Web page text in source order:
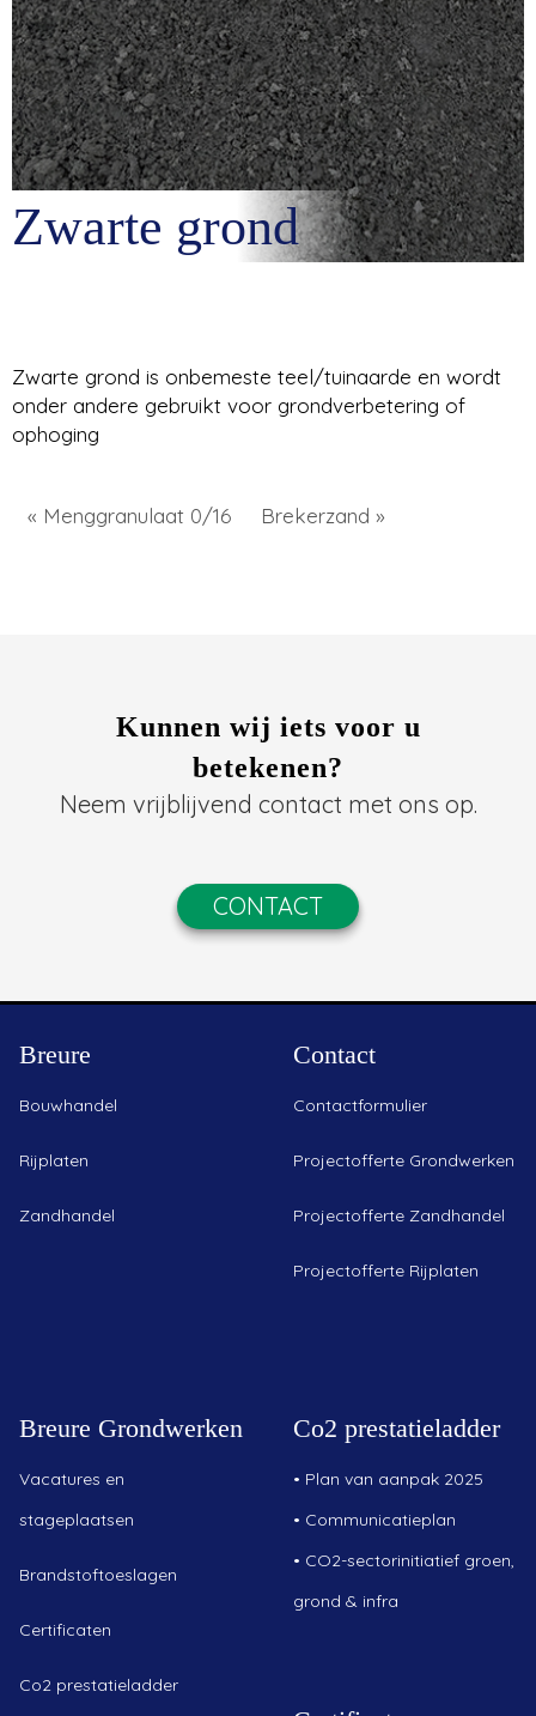
Zwarte grond
Zwarte grond is onbemeste teel/tuinaarde en wordt
onder andere gebruikt voor grondverbetering of
ophoging
« Menggranulaat 0/16 Brekerzand »
Kunnen wij iets voor u
betekenen?
Neem vrijblijvend contact met ons op.
CONTACT
Breure
Bouwhandel
Rijplaten
Zandhandel
Contact
Contactformulier
Projectofferte Grondwerken
Projectofferte Zandhandel
Projectofferte Rijplaten
Breure Grondwerken
Vacatures en
stageplaatsen
Brandstoftoeslagen
Certificaten
Co2 prestatieladder
Co2 prestatieladder
• Plan van aanpak 2025
• Communicatieplan
• CO2-sectorinitiatief groen,
grond & infra